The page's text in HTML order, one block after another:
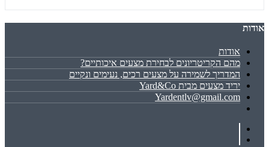
אודות
אודות
מהם הקריטריונים לבחירת מצעים איכותיים?
המדריך לשמירה על מצעים רכים, נעימים ונקיים
יריד מצעים מבית Yard&Co
Yardentlv@gmail.com